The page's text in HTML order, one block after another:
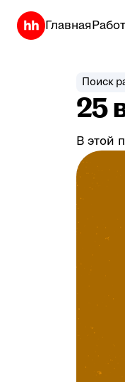
Главная
Поиск
25
В этой